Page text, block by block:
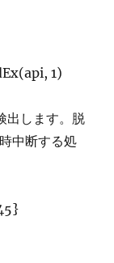
1)
出します。脱
中断する処